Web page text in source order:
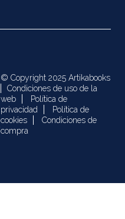
© Copyright 2025 Artikabooks
Condiciones de uso de la
web
Política de
privacidad
Política de
cookies
Condiciones de
compra